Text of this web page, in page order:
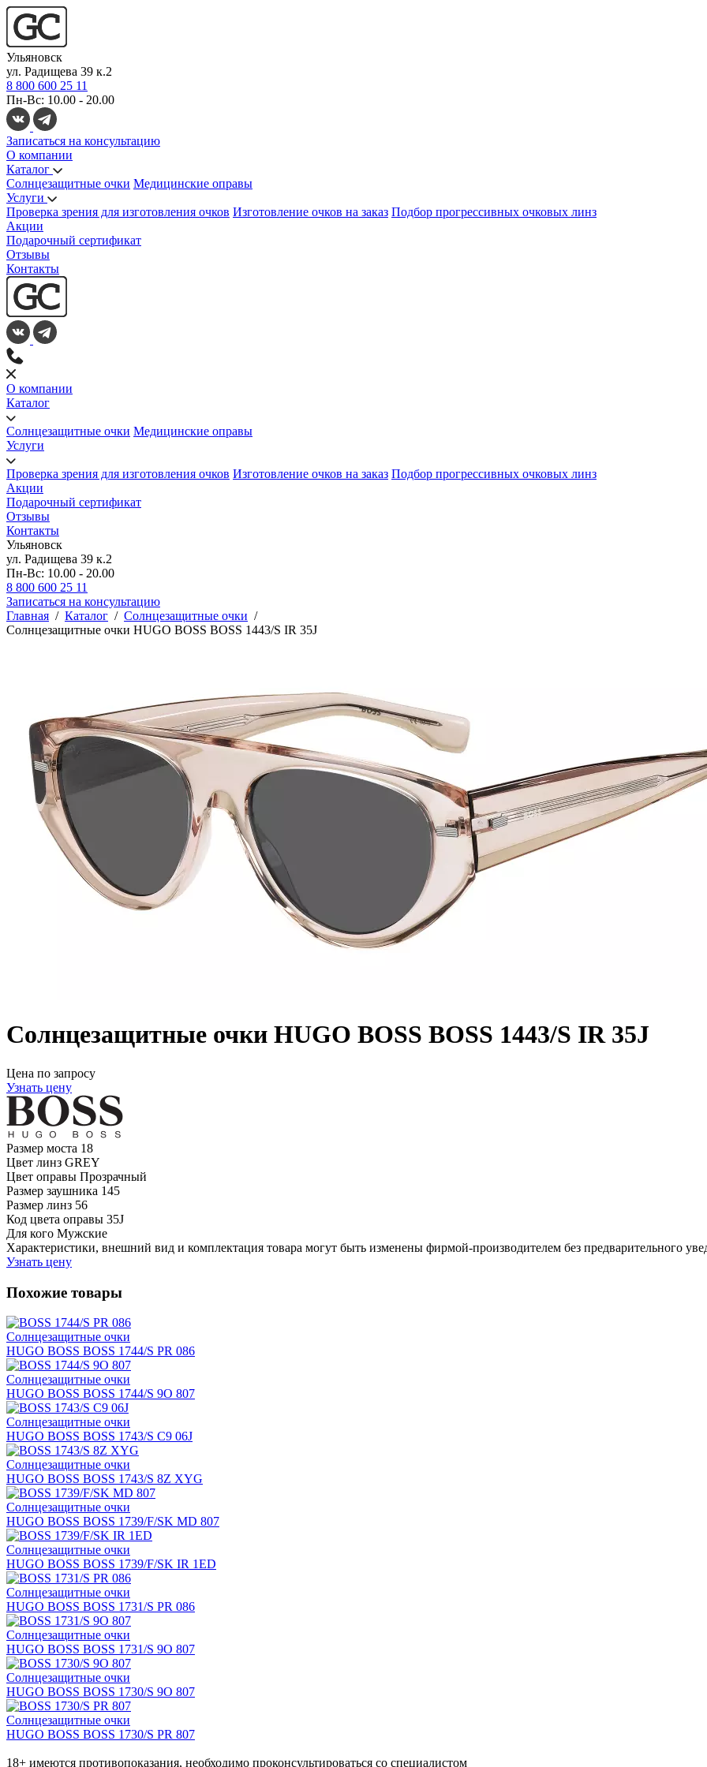
Ульяновск
ул. Радищева 39 к.2
8 800 600 25 11
Пн-Вс: 10.00 - 20.00
Записаться на консультацию
О компании
Каталог
Солнцезащитные очки Медицинские оправы
Услуги
Проверка зрения для изготовления очков Изготовление очков на заказ Подбор прогрессивных очковых линз
Акции
Подарочный сертификат
Отзывы
Контакты
О компании
Каталог
Солнцезащитные очки Медицинские оправы
Услуги
Проверка зрения для изготовления очков Изготовление очков на заказ Подбор прогрессивных очковых линз
Акции
Подарочный сертификат
Отзывы
Контакты
Ульяновск
ул. Радищева 39 к.2
Пн-Вс: 10.00 - 20.00
8 800 600 25 11
Записаться на консультацию
Главная / Каталог / Солнцезащитные очки /
Солнцезащитные очки HUGO BOSS BOSS 1443/S IR 35J
Солнцезащитные очки HUGO BOSS BOSS 1443/S IR 35J
Цена по запросу
Узнать цену
Размер моста 18
Цвет линз GREY
Цвет оправы Прозрачный
Размер заушника 145
Размер линз 56
Код цвета оправы 35J
Для кого Мужские
Характеристики, внешний вид и комплектация товара могут быть изменены фирмой-производителем без предварительного
Узнать цену
Похожие товары
Солнцезащитные очки
HUGO BOSS BOSS 1744/S PR 086
Солнцезащитные очки
HUGO BOSS BOSS 1744/S 9O 807
Солнцезащитные очки
HUGO BOSS BOSS 1743/S C9 06J
Солнцезащитные очки
HUGO BOSS BOSS 1743/S 8Z XYG
Солнцезащитные очки
HUGO BOSS BOSS 1739/F/SK MD 807
Солнцезащитные очки
HUGO BOSS BOSS 1739/F/SK IR 1ED
Солнцезащитные очки
HUGO BOSS BOSS 1731/S PR 086
Солнцезащитные очки
HUGO BOSS BOSS 1731/S 9O 807
Солнцезащитные очки
HUGO BOSS BOSS 1730/S 9O 807
Солнцезащитные очки
HUGO BOSS BOSS 1730/S PR 807
18+ имеются противопоказания, необходимо проконсультироваться со специалистом